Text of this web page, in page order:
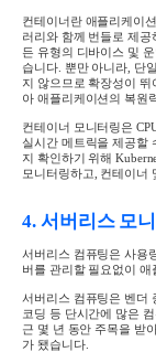
컨테이너란 애플리케이
러리와 함께 번들로 제
든 유형의 디바이스 및
습니다. 뿐만 아니라 단
지 않으므로 확장성이 뛰
아 애플리케이션의 복원
컨테이너 모니터링은
실시간 메트릭을 제공할
지 확인하기 위해
모니터링하고 컨테이너
4. 서버리스 모
서버리스 컴퓨팅은 사용
버를 관리할 필요없이
서버리스 컴퓨팅은 벤더
코딩 등 단시간에 많은
근 몇 년 동안 주목을 받
가 됐습니다.